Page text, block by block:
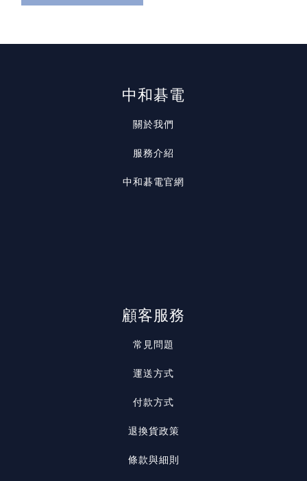
中和碁電
關於我們
服務介紹
中和碁電官網
顧客服務
常見問題
運送方式
付款方式
退換貨政策
條款與細則